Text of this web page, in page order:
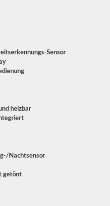
Sensor
heizbar
Nachtsensor
getönt